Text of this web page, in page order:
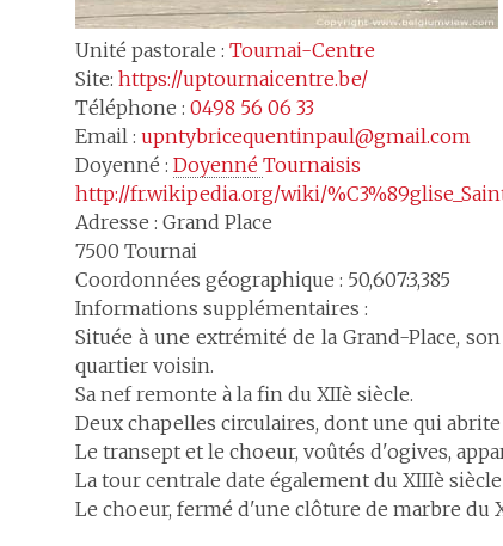
Unité pastorale : Tournai-Centre
Site: https://uptournaicentre.be/
Téléphone : 0498 56 06 33
Email : upntybricequentinpaul@gmail.com
Doyenné : Doyenné Tournaisis
http://fr.wikipedia.org/wiki/
Adresse : Grand Place
7500 Tournai
Coordonnées géographique : 50,607:3,385
Informations supplémentaires :
Située à une extrémité de la Grand-Place,
quartier voisin.
Sa nef remonte à la fin du XIIè siècle.
Deux chapelles circulaires, dont une qui
Le transept et le choeur, voûtés d'ogives,
La tour centrale date également du XIIIè
Le choeur, fermé d'une clôture de marbre du